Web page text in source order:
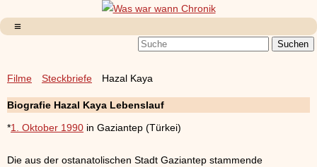
Filme Steckbriefe Hazal Kaya
Biografie Hazal Kaya Lebenslauf
*1. Oktober 1990 in Gaziantep (Türkei)
Die aus der ostanatolischen Stadt Gaziantep stammende